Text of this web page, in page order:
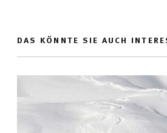
DAS KÖNNTE SIE AUCH